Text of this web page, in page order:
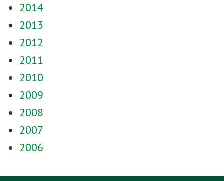
2014
2013
2012
2011
2010
2009
2008
2007
2006